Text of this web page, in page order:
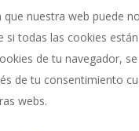
que nuestra web puede
si todas las cookies
de tu navegador,
de tu consentimiento
webs.